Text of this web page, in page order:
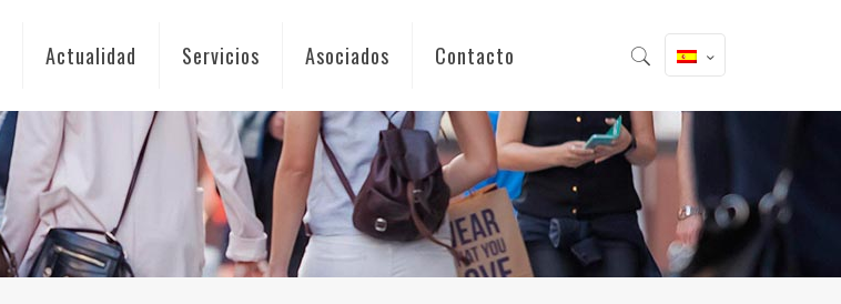
Actualidad Servicios Asociados Contacto